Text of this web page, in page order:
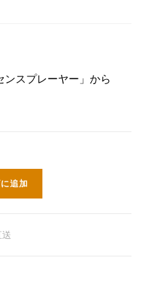
ンスプレーヤー」から
追加